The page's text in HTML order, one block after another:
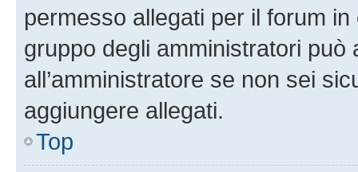
permesso allegati per il forum
gruppo degli amministratori può
all’amministratore se non sei
aggiungere allegati.
Top